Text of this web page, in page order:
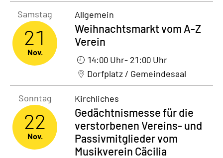
Samstag
21
Nov.
Weihnachtsmarkt vom A-Z
Verein
Allgemein
14:00 Uhr- 21:00 Uhr
Dorfplatz / Gemeindesaal
Sonntag
22
Nov.
Gedächtnismesse für die
verstorbenen Vereins- und
Passivmitglieder vom
Musikverein Cäcilia
Kirchliches